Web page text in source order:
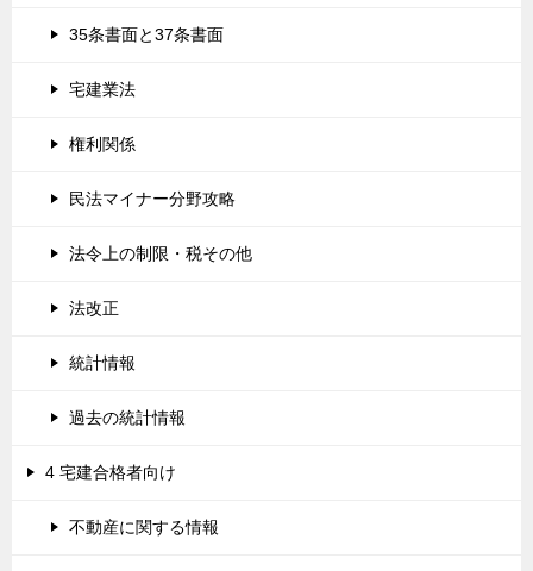
35条書面と37条書面
宅建業法
権利関係
民法マイナー分野攻略
法令上の制限・税その他
法改正
統計情報
過去の統計情報
4 宅建合格者向け
不動産に関する情報